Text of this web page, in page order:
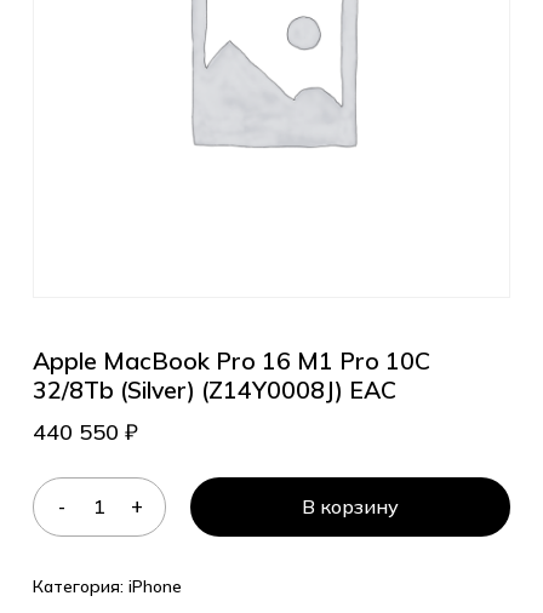
Apple MacBook Pro 16 M1 Pro 10C
32/8Tb (Silver) (Z14Y0008J) EAC
440 550 ₽
В корзину
Категория: iPhone